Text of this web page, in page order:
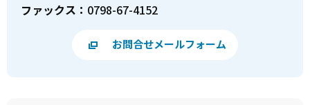
ファックス： 0798-67-4152
お問合せメールフォーム